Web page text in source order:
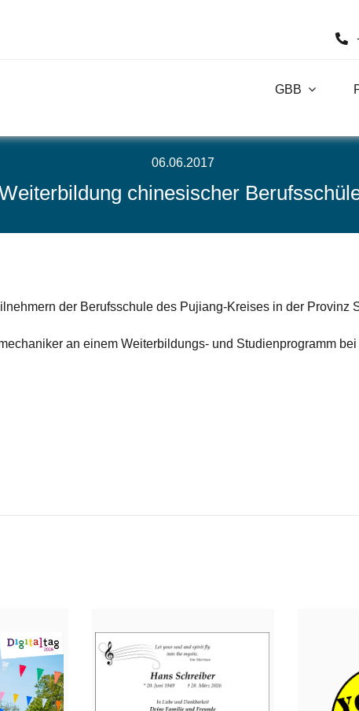
GBB
06.06.2017
chinesischer
der Berufsschule des Pujiang-Kreises in der Provinz
an einem Weiterbildungs- und Studienprogramm